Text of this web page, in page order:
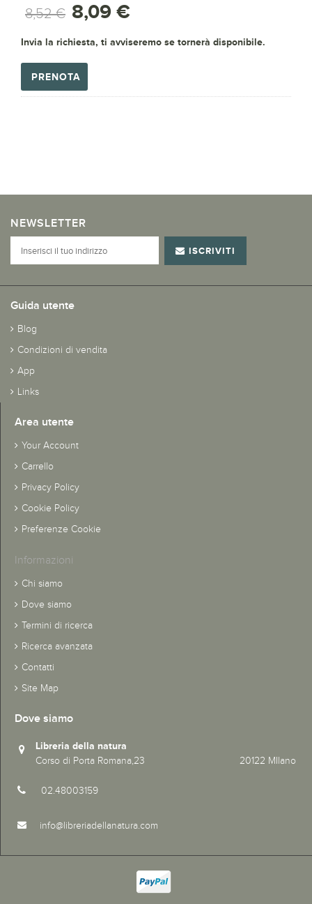
8,52 € 8,09 €
Invia la richiesta, ti avviseremo se tornerà disponibile.
PRENOTA
NEWSLETTER
ISCRIVITI
Guida utente
Blog
Condizioni di vendita
App
Links
Area utente
Your Account
Carrello
Privacy Policy
Cookie Policy
Preferenze Cookie
Informazioni
Chi siamo
Dove siamo
Termini di ricerca
Ricerca avanzata
Contatti
Site Map
Dove siamo
Libreria della natura
Corso di Porta Romana,23 20122 MIlano
02.48003159
info@libreriadellanatura.com